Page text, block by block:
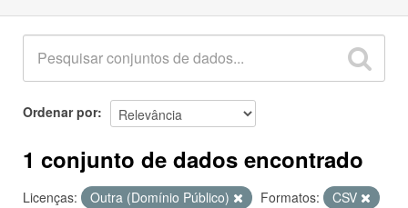
Ordenar por
1 conjunto de dados encontrado
Licenças: Outra (Domínio Público) Formatos:
CSV